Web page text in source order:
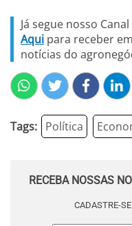
Já segue nosso
Aqui para receber
notícias do
Tags: Política
RECEBA NOSSAS
CADASTRE-